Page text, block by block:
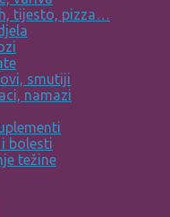
tijesto, pizza…
smutiji
namazi
i bolesti
težine